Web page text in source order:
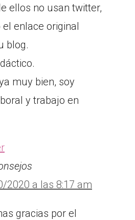
ellos no usan twitter,
enlace original
blog.
muy bien, soy
y trabajo en
2020 a las 8:17 am
gracias por el